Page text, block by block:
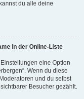
du alle deine
in der Online-Liste
eine Option
Wenn du diese
und du selbst
Besucher gezählt.